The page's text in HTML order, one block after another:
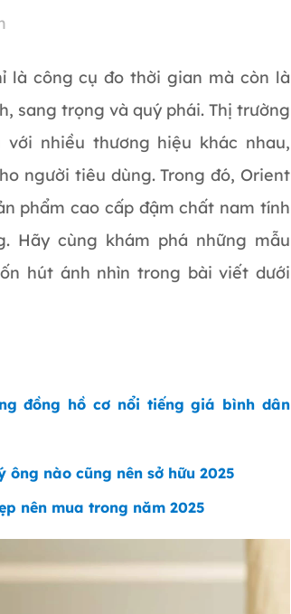
là công cụ đo thời gian mà còn là
sang trọng và quý phái. Thị trường
nhiều thương hiệu khác nhau,
người tiêu dùng. Trong đó, Orient
phẩm cao cấp đậm chất nam tính
Hãy cùng khám phá những mẫu
hút ánh nhìn trong bài viết dưới
đồng hồ cơ nổi tiếng giá bình dân
ông nào cũng nên sở hữu 2025
nên mua trong năm 2025